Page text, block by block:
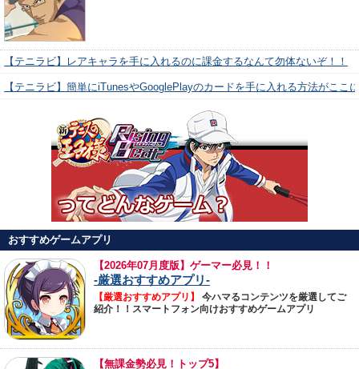
【テニラビ】レアキャラを手に入れるのに課金するなんて勿体ないぞ！！
【テニラビ】簡単にiTunesやGooglePlayのカードを手に入れる方法がここ
おすすめゲームアプリ
【2026年07月度版】ゲーマー必見！！
-厳選おすすめアプリ-
【厳選おすすめアプリ】
今ハマるコンテンツを厳選してご
紹介！！スマートフォン向けおすすめゲームアプリ
【無課金勢必見！トップ5】